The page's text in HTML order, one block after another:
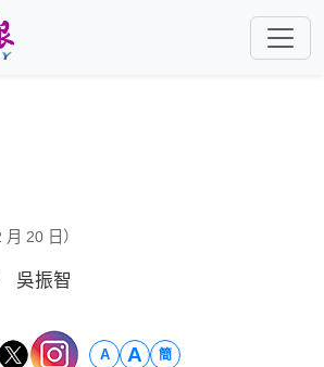
月 20 日）
振智
A A 簡